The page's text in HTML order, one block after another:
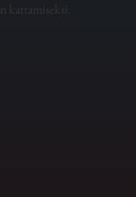
kattamiseksi.